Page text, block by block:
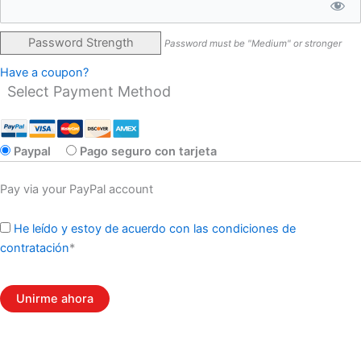
Password Strength Password must be "Medium" or stronger
Have a coupon?
Select Payment Method
Paypal Pago seguro con tarjeta
Pay via your PayPal account
He leído y estoy de acuerdo con las condiciones de
contratación*
No val